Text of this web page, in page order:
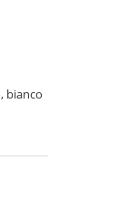
bianco